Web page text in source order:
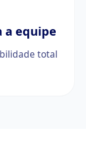
a equipe
total